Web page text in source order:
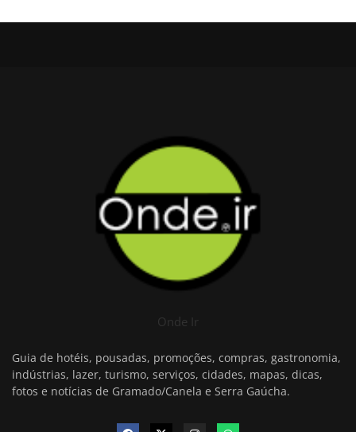
Onde Ir
Guia de hotéis, pousadas, promoções, compras, gastronomia,
indústrias, lazer, turismo, serviços, cidades, mapas, dicas,
fotos e notícias de Gramado/Canela e Serra Gaúcha.